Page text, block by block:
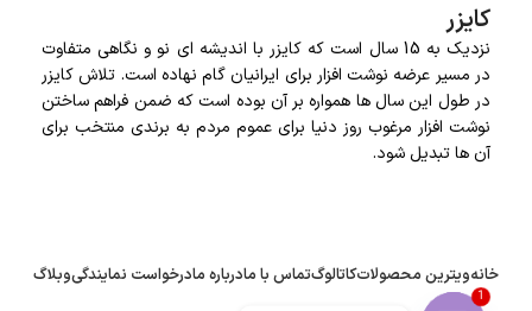
کایزر
نزدیک به 15 سال است که کایزر با اندیشه ای نو و نگاهی متفاوت
در مسیر عرضه نوشت افزار برای ایرانیان گام نهاده است. تلاش کایزر
در طول این سال ها همواره بر آن بوده است که ضمن فراهم ساختن
نوشت افزار مرغوب روز دنیا برای عموم مردم به برندی منتخب برای
آن ها تبدیل شود.
خانهویترین محصولاتکاتالوگتماس با مادرباره مادرخواست نمایندگیوبلاگ
1